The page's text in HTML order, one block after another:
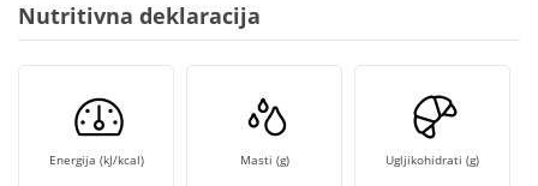
Nutritivna deklaracija
Energija (kJ/kcal) Masti (g) Ugljikohidrati (g)